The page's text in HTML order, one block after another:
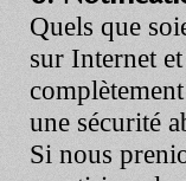
Quels que
sur Internet
une sécurité
Si nous